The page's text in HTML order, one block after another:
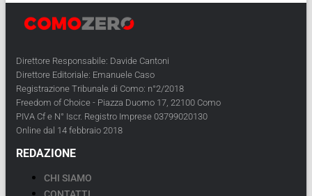
Direttore Responsabile: Davide Cantoni
Direttore Editoriale: Emanuele Caso
Registrazione Tribunale di Como: n°2/2018
Freedom of Choice - Piazza Duomo 17, 22100 Como
PIVA Cf e N° Iscr. Registro Imprese 03799020130
Online dal 14 febbraio 2018
REDAZIONE
CHI SIAMO